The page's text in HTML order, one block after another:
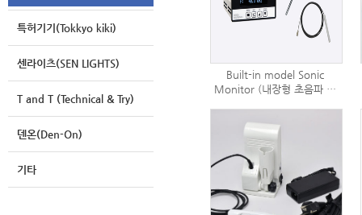
특허기기(Tokkyo kiki)
센라이츠(SEN LIGHTS)
T and T (Technical & Try)
덴온(Den-On)
기타
Built-in model Sonic
Monitor (내장형 초음파 모